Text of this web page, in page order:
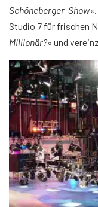
Schöneberger-Show«.
Studio 7 für frischen
Millionär?«und